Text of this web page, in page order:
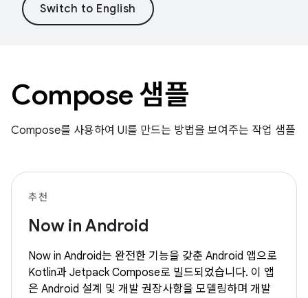
Compose 샘플
Compose를 사용하여 UI를 만드는 방법을 보여주는 작업 샘플
추천
Now in Android
Now in Android는 완전한 기능을 갖춘 Android 앱으로
Kotlin과 Jetpack Compose로 빌드되었습니다. 이 앱
은 Android 설계 및 개발 권장사항을 모델링하며 개발